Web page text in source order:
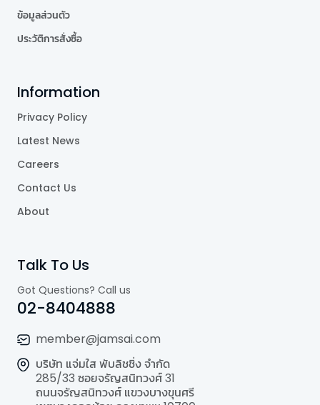
ข้อมูลส่วนตัว
ประวัติการสั่งซื้อ
Information
Privacy Policy
Latest News
Careers
Contact Us
About
Talk To Us
Got Questions? Call us
02-8404888
member@jamsai.com
บริษัท แจ่มใส พับลิชชิ่ง จำกัด
285/33 ซอยจรัญสนิทวงศ์ 31
ถนนจรัญสนิทวงศ์ แขวงบางขุนศรี